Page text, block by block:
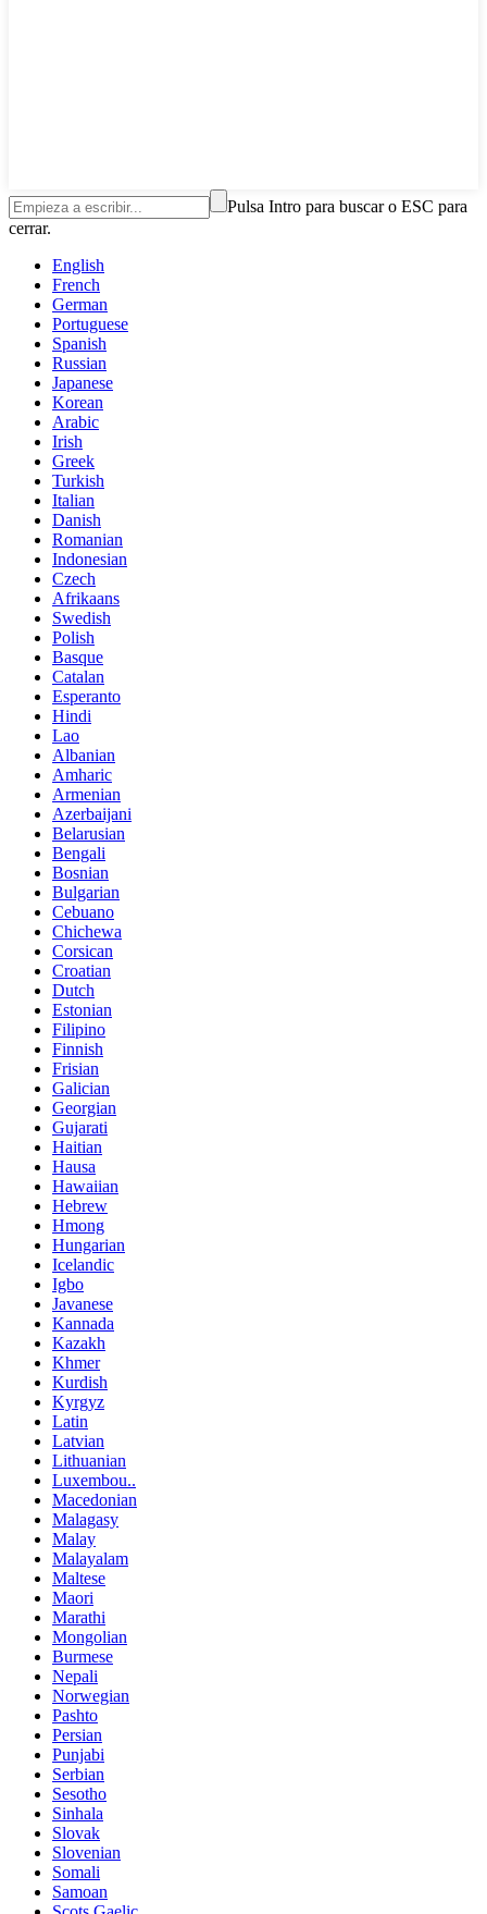
Pulsa Intro para buscar o ESC para
cerrar.
English
French
German
Portuguese
Spanish
Russian
Japanese
Korean
Arabic
Irish
Greek
Turkish
Italian
Danish
Romanian
Indonesian
Czech
Afrikaans
Swedish
Polish
Basque
Catalan
Esperanto
Hindi
Lao
Albanian
Amharic
Armenian
Azerbaijani
Belarusian
Bengali
Bosnian
Bulgarian
Cebuano
Chichewa
Corsican
Croatian
Dutch
Estonian
Filipino
Finnish
Frisian
Galician
Georgian
Gujarati
Haitian
Hausa
Hawaiian
Hebrew
Hmong
Hungarian
Icelandic
Igbo
Javanese
Kannada
Kazakh
Khmer
Kurdish
Kyrgyz
Latin
Latvian
Lithuanian
Luxembou..
Macedonian
Malagasy
Malay
Malayalam
Maltese
Maori
Marathi
Mongolian
Burmese
Nepali
Norwegian
Pashto
Persian
Punjabi
Serbian
Sesotho
Sinhala
Slovak
Slovenian
Somali
Samoan